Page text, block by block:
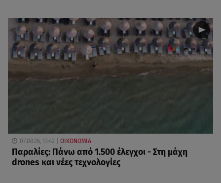
07.08.26, 13:42 ΟΙΚΟΝΟΜΙΑ
Παραλίες: Πάνω από 1.500 έλεγχοι - Στη μάχη
drones και νέες τεχνολογίες